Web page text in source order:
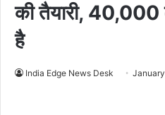
की तैयारी, 40,000
है
India Edge News Desk